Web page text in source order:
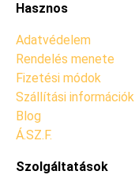
Hasznos
Adatvédelem
Rendelés menete
Fizetési módok
Szállítási információk
Blog
Á.SZ.F.
Szolgáltatások